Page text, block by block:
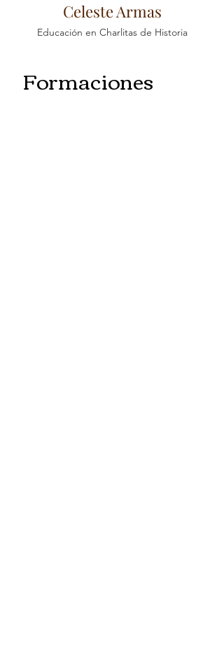
Celeste Armas
Educación en Charlitas de Historia
Formaciones